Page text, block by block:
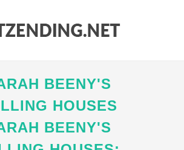
BEENY'S
HOUSES
BEENY'S